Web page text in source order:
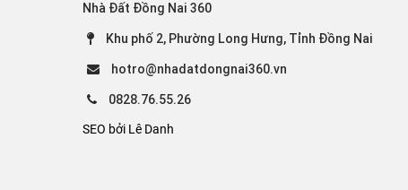
Nhà Đất Đồng Nai 360
Khu phố 2, Phường Long Hưng, Tỉnh Đồng Nai
hotro@nhadatdongnai360.vn
0828.76.55.26
SEO bởi Lê Danh